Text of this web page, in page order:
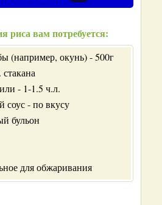
риса вам потребуется:
(например, окунь) - 500г
- 1-1.5 ч.л.
соус - по вкусу
бульон
для обжаривания